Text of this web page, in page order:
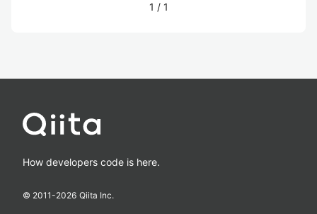
1 / 1
How developers code is here.
© 2011-2026 Qiita Inc.